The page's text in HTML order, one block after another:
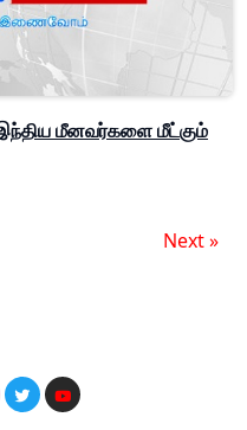
இந்திய மீனவர்களை மீட்கும்
Next »